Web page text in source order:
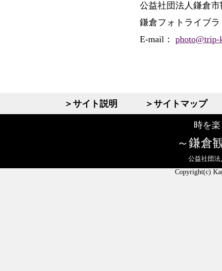
公益社団法人鎌倉
鎌倉フォトライブ
E-mail： photo@trip-
＞サイト説明 ＞サイトマップ
時を
鎌倉
公益社団
Copyright(c)